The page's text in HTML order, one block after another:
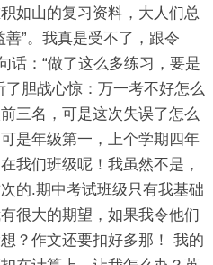
山的复习资料，大人们总
”。我真是受不了，跟令
话：“做了这么多练习，要是
胆战心惊：万一考不好怎么
三名，可是这次失误了怎么
是年级第一，上个学期四年
我们班级呢！我虽然不是，
的.期中考试班级只有我基础
很大的期望，如果我令他们
？作文还要扣好多那！ 我的